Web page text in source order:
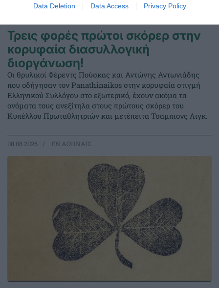
Data Deletion Data Access Privacy Policy
Τρεις φορές πρώτοι σκόρερ στην
κορυφαία διασυλλογική
διοργάνωση!
Οι θρυλικοί Φέρεντς Πούσκας και Αντώνης Αντωνιάδης
που οδήγησαν τον Panathinaikos στην κορυφαία στιγμή
Ελληνικού Συλλόγου στο εξωτερικό, έχουν ακόμα τα
ονόματα τους ανεξίτηλα στους πρώτους σκόρερ του
Κυπέλλου Πρωταθλητριών και μετέπειτα Τσάμπιονς Λιγκ.
08.08.2026 EΝ ΑΘΗΝΑΙΣ